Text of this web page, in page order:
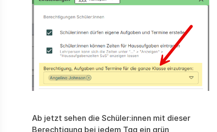
Ab jetzt sehen die Schüler:innen mit dieser
Berechtigung bei jedem Tag ein grün